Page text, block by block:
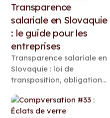
Transparence
salariale en Slovaquie
: le guide pour les
entreprises
Transparence salariale en
Slovaquie : loi de
transposition, obligations
échéances de reporting et
renversement de la